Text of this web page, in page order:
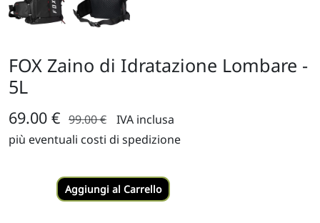
FOX Zaino di Idratazione Lombare -
5L
69.00 € 99.00 €
IVA inclusa
più eventuali costi di spedizione
Aggiungi al Carrello